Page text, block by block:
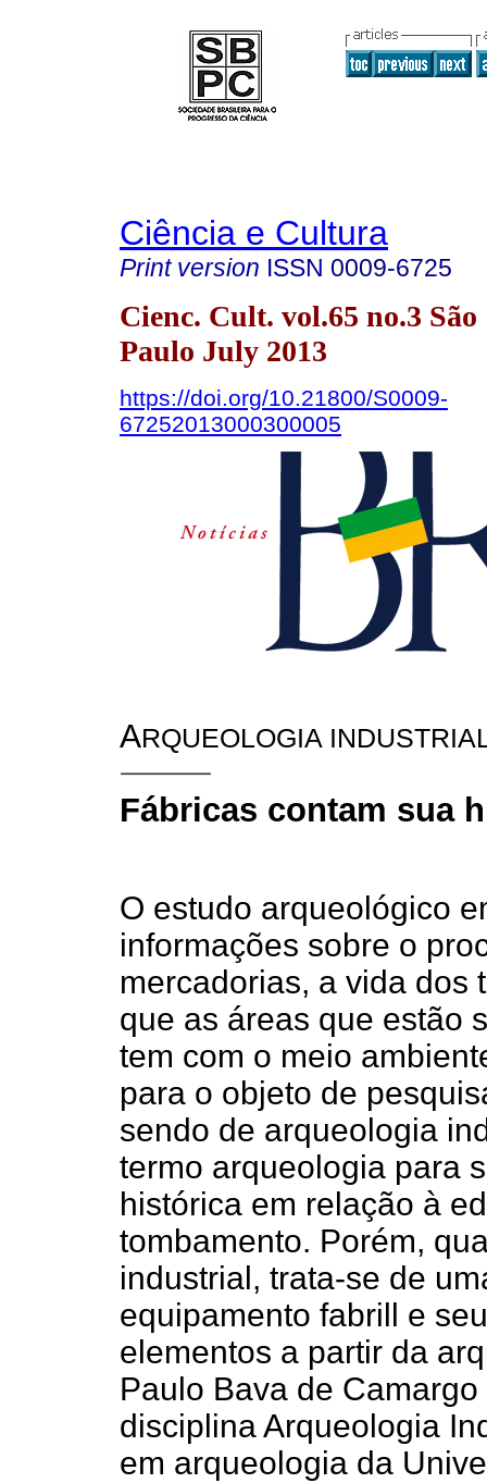
Ciência e Cultura
Print version ISSN 0009-6725
Cienc. Cult. vol.65 no.3 São
Paulo July 2013
https://doi.org/10.21800/S0009-
67252013000300005
ARQUEOLOGIA
Fábricas contam sua
O estudo arqueológico
informações sobre o
mercadorias, a vida dos
que as áreas que estão
tem com o meio
para o objeto de
sendo de arqueologia
termo arqueologia para
histórica em relação à
tombamento. Porém,
industrial, trata-se de
equipamento fabrill e
elementos a partir da
Paulo Bava de
disciplina Arqueologia
em arqueologia da